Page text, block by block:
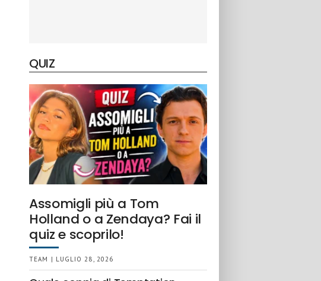
QUIZ
Assomigli più a Tom
Holland o a Zendaya? Fai il
quiz e scoprilo!
TEAM | LUGLIO 28, 2026